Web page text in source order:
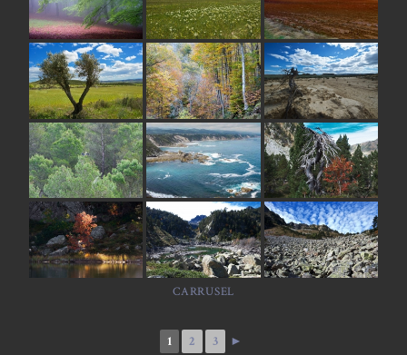
CARRUSEL
1 2 3 ►